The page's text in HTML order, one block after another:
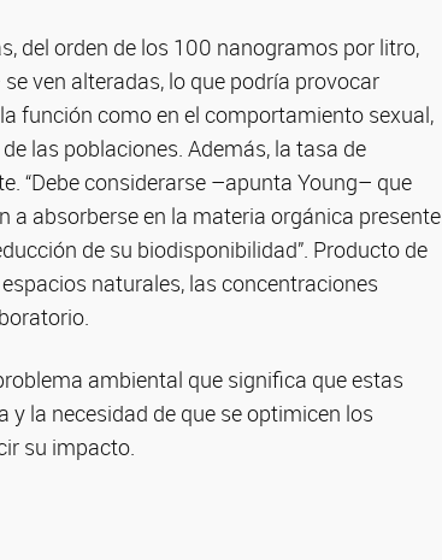
del orden de los 100 nanogramos por litro,
ven alteradas, lo que podría provocar
función como en el comportamiento sexual,
las poblaciones. Además, la tasa de
“Debe considerarse –apunta Young– que
a absorberse en la materia orgánica presente
de su biodisponibilidad”. Producto de
naturales, las concentraciones
ambiental que significa que estas
la necesidad de que se optimicen los
su impacto.